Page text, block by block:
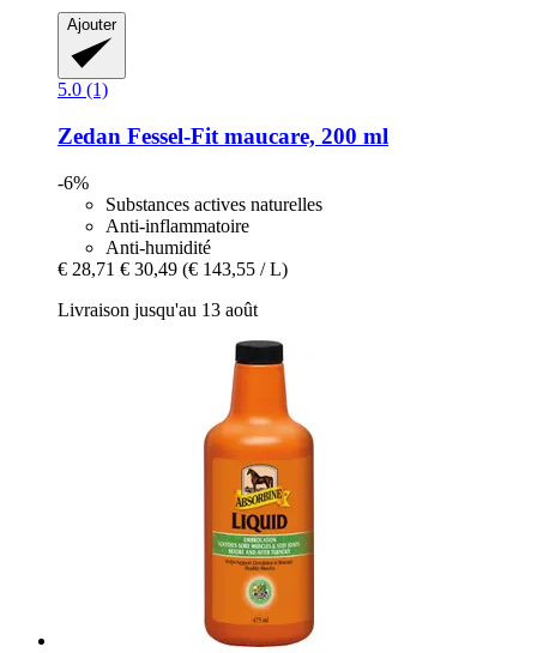
Ajouter
5.0 (1)
Zedan Fessel-​Fit maucare, 200 ml
-6%
Substances actives naturelles
Anti-inflammatoire
Anti-humidité
€ 28,71 € 30,49 (€ 143,55 / L)
Livraison jusqu'au 13 août